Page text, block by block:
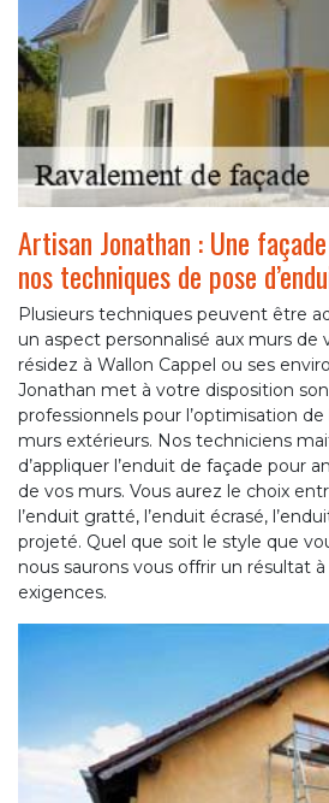
Artisan Jonathan : Une
nos techniques de pose
Plusieurs techniques peuvent être
un aspect personnalisé aux murs
résidez à Wallon Cappel ou ses
Jonathan met à votre disposition son
professionnels pour l’optimisation
murs extérieurs. Nos techniciens
d’appliquer l’enduit de façade pour
de vos murs. Vous aurez le choix
l’enduit gratté, l’enduit écrasé,
projeté. Quel que soit le style que
nous saurons vous offrir un résultat
exigences.